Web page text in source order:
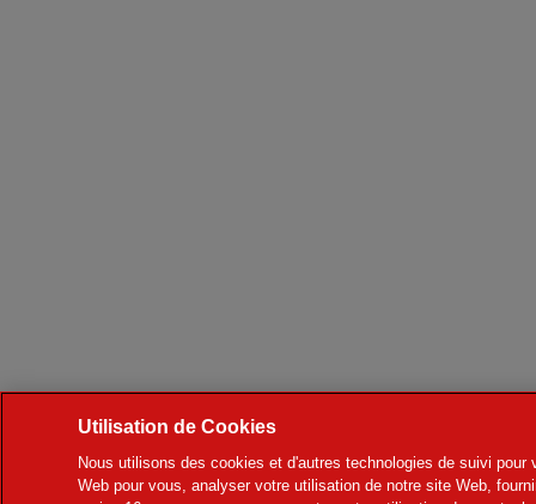
Utilisation de Cookies
Nous utilisons des cookies et d'autres technologies de suivi
Web pour vous, analyser votre utilisation de notre site Web,